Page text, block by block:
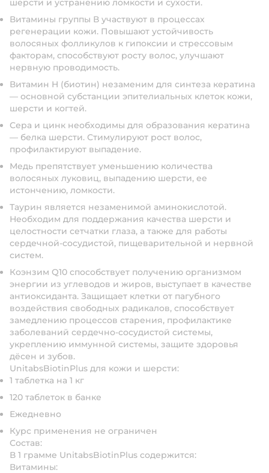
шерсти и устранению ломкости и сухости.
Витамины группы В участвуют в процессах
регенерации кожи. Повышают устойчивость
волосяных фолликулов к гипоксии и стрессовым
факторам, способствуют росту волос, улучшают
нервную проводимость.
Витамин H (биотин) незаменим для синтеза кератина
— основной субстанции эпителиальных клеток кожи,
шерсти и когтей.
Сера и цинк необходимы для образования кератина
— белка шерсти. Стимулируют рост волос,
профилактируют выпадение.
Медь препятствует уменьшению количества
волосяных луковиц, выпадению шерсти, ее
истончению, ломкости.
Таурин является незаменимой аминокислотой.
Необходим для поддержания качества шерсти и
целостности сетчатки глаза, а также для работы
сердечной-сосудистой, пищеварительной и нервной
систем.
Коэнзим Q10 способствует получению организмом
энергии из углеводов и жиров, выступает в качестве
антиоксиданта. Защищает клетки от пагубного
воздействия свободных радикалов, способствует
замедлению процессов старения, профилактике
заболеваний сердечно-сосудистой системы,
укреплению иммунной системы, защите здоровья
дёсен и зубов.
UnitabsBiotinPlus для кожи и шерсти:
1 таблетка на 1 кг
120 таблеток в банке
Ежедневно
Курс применения не ограничен
Состав:
В 1 грамме UnitabsBiotinPlus содержится:
Витамины: